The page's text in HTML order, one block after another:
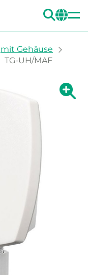
mit Gehäuse
TG-UH/MAF
Zeige